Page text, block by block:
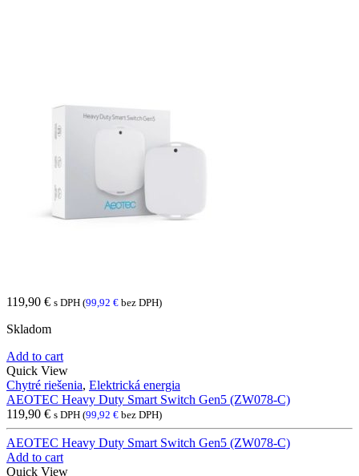
119,90 € s DPH (99,92 € bez DPH)
Skladom
Add to cart
Quick View
Chytré riešenia, Elektrická energia
AEOTEC Heavy Duty Smart Switch Gen5 (ZW078-C)
119,90 € s DPH (99,92 € bez DPH)
AEOTEC Heavy Duty Smart Switch Gen5 (ZW078-C)
Add to cart
Quick View